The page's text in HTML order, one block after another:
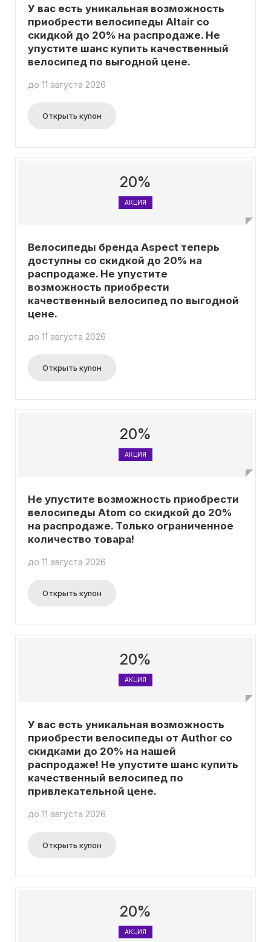
У вас есть уникальная возможность
приобрести велосипеды Altair со
скидкой до 20% на распродаже. Не
упустите шанс купить качественный
велосипед по выгодной цене.
до 11 августа 2026
Открыть купон
20%
АКЦИЯ
Велосипеды бренда Aspect теперь
доступны со скидкой до 20% на
распродаже. Не упустите
возможность приобрести
качественный велосипед по выгодной
цене.
до 11 августа 2026
Открыть купон
20%
АКЦИЯ
Не упустите возможность приобрести
велосипеды Atom со скидкой до 20%
на распродаже. Только ограниченное
количество товара!
до 11 августа 2026
Открыть купон
20%
АКЦИЯ
У вас есть уникальная возможность
приобрести велосипеды от Author со
скидками до 20% на нашей
распродаже! Не упустите шанс купить
качественный велосипед по
привлекательной цене.
до 11 августа 2026
Открыть купон
20%
АКЦИЯ